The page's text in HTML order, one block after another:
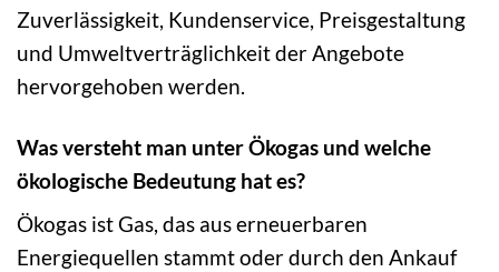
Zuverlässigkeit, Kundenservice, Preisgestaltung
und Umweltverträglichkeit der Angebote
hervorgehoben werden.
Was versteht man unter Ökogas und welche
ökologische Bedeutung hat es?
Ökogas ist Gas, das aus erneuerbaren
Energiequellen stammt oder durch den Ankauf